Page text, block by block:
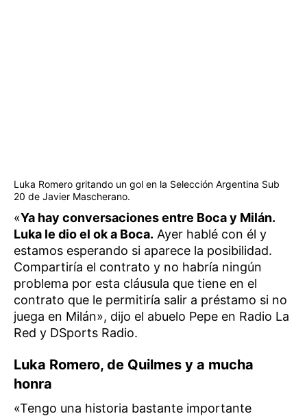
Luka Romero gritando un gol en la Selección Argentina Sub
20 de Javier Mascherano.
«Ya hay conversaciones entre Boca y Milán.
Luka le dio el ok a Boca. Ayer hablé con él y
estamos esperando si aparece la posibilidad.
Compartiría el contrato y no habría ningún
problema por esta cláusula que tiene en el
contrato que le permitiría salir a préstamo si no
juega en Milán», dijo el abuelo Pepe en Radio La
Red y DSports Radio.
Luka Romero, de Quilmes y a mucha
honra
«Tengo una historia bastante importante